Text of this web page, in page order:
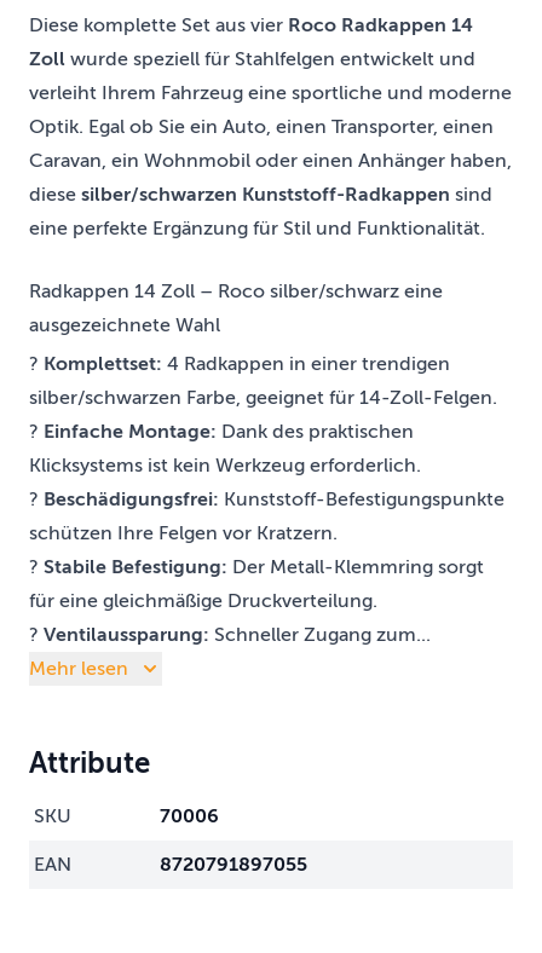
Diese komplette Set aus vier Roco Radkappen 14
Zoll wurde speziell für Stahlfelgen entwickelt und
verleiht Ihrem Fahrzeug eine sportliche und moderne
Optik. Egal ob Sie ein Auto, einen Transporter, einen
Caravan, ein Wohnmobil oder einen Anhänger haben,
diese silber/schwarzen Kunststoff-Radkappen sind
eine perfekte Ergänzung für Stil und Funktionalität.
Radkappen 14 Zoll – Roco silber/schwarz eine
ausgezeichnete Wahl
? Komplettset: 4 Radkappen in einer trendigen
silber/schwarzen Farbe, geeignet für 14-Zoll-Felgen.
? Einfache Montage: Dank des praktischen
Klicksystems ist kein Werkzeug erforderlich.
? Beschädigungsfrei: Kunststoff-Befestigungspunkte
schützen Ihre Felgen vor Kratzern.
? Stabile Befestigung: Der Metall-Klemmring sorgt
für eine gleichmäßige Druckverteilung.
? Ventilaussparung: Schneller Zugang zum...
Mehr lesen
Attribute
SKU 70006
EAN 8720791897055